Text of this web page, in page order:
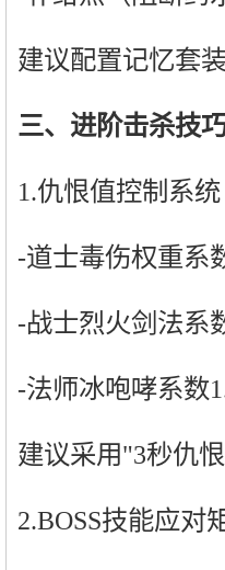
建议配置记忆套
三、进阶击杀技
1.仇恨值控制系统
-道士毒伤权重系
-战士烈火剑法系
-法师冰咆哮系数
建议采用"3秒仇
2.BOSS技能应对